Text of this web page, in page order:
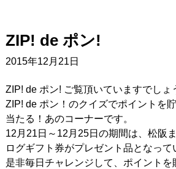
ZIP! de ポン!
2015年12月21日
ZIP! de ポン! ご覧頂いていますでしょ
ZIP! de ポン！のクイズでポイントを
当たる！あのコーナーです。
12月21日～12月25日の期間は、松阪
ログギフト券がプレゼント品となって
是非毎日チャレンジして、ポイントを